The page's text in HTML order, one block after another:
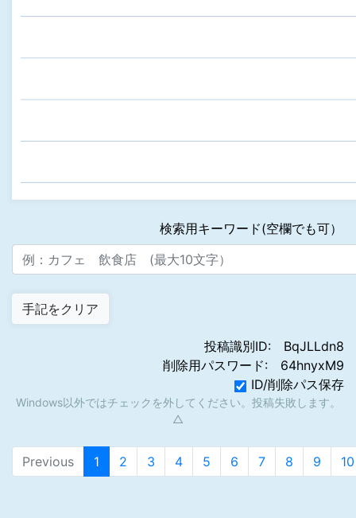
検索用キーワード(空欄でも可）
投稿識別ID: BqJLLdn8
削除用パスワード: 64hnyxM9
ID/削除パス保存
Windows以外ではチェックを外してください。投稿失敗します。
△
Previous 1 2 3 4 5 6 7 8 9 10